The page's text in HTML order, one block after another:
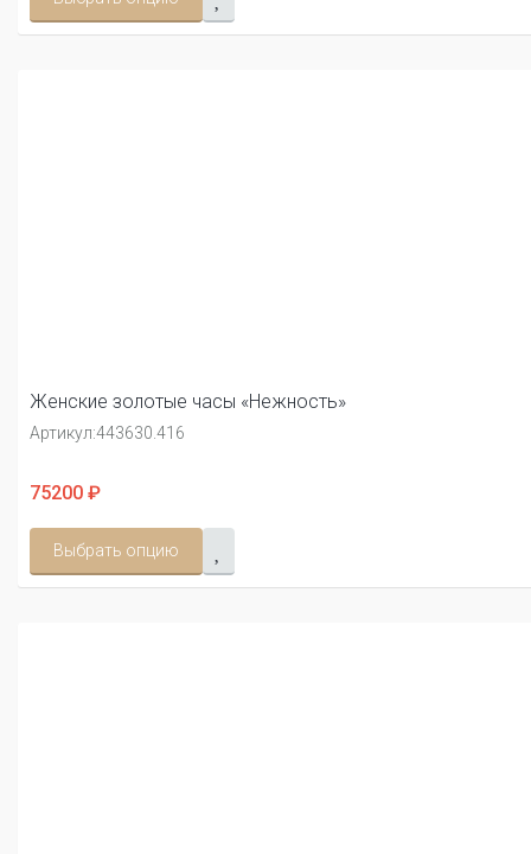
Женские золотые часы «Нежность»
Артикул:443630.416
75200 ₽
Выбрать опцию